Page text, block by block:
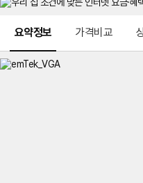
요약정보 가격비교